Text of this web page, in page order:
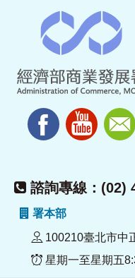
諮詢專線：(02)
署本部
100210臺北市中
星期一至星期五